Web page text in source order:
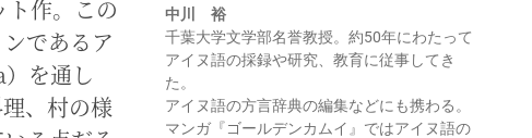
中川 裕
千葉大学文学部名誉教授。約50年にわたって
アイヌ語の採録や研究、教育に従事してき
た。
アイヌ語の方言辞典の編集などにも携わる。
マンガ『ゴールデンカムイ』ではアイヌ語の
作。この
であるア
を通し
、村の様